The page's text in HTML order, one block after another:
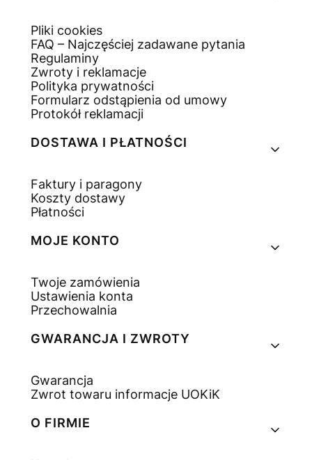
Pliki cookies
FAQ – Najczęściej zadawane pytania
Regulaminy
Zwroty i reklamacje
Polityka prywatności
Formularz odstąpienia od umowy
Protokół reklamacji
DOSTAWA I PŁATNOŚCI
Faktury i paragony
Koszty dostawy
Płatności
MOJE KONTO
Twoje zamówienia
Ustawienia konta
Przechowalnia
GWARANCJA I ZWROTY
Gwarancja
Zwrot towaru informacje UOKiK
O FIRMIE